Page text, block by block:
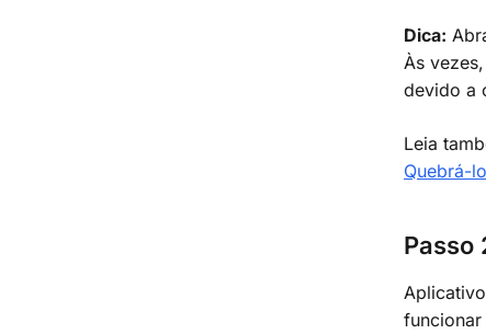
Dica:
Às
devido a
Leia
Quebrá-
Passo